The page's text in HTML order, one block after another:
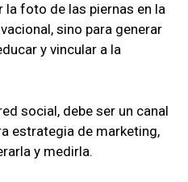
la foto de las piernas en la
sino para generar
y vincular a la
social, debe ser un canal
estrategia de marketing,
y medirla.